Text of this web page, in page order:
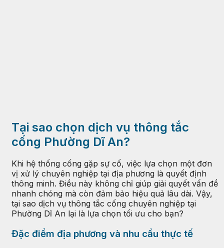
Tại sao chọn dịch vụ thông tắc
cống Phường Dĩ An?
Khi hệ thống cống gặp sự cố, việc lựa chọn một đơn
vị xử lý chuyên nghiệp tại địa phương là quyết định
thông minh. Điều này không chỉ giúp giải quyết vấn đề
nhanh chóng mà còn đảm bảo hiệu quả lâu dài. Vậy,
tại sao dịch vụ thông tắc cống chuyên nghiệp tại
Phường Dĩ An lại là lựa chọn tối ưu cho bạn?
Đặc điểm địa phương và nhu cầu thực tế